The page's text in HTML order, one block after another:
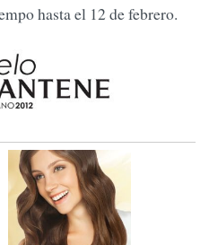
hasta el 12 de febrero.